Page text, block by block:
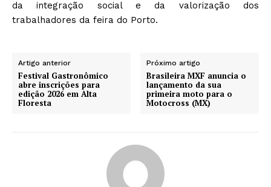
da integração social e da valorização dos
trabalhadores da feira do Porto.
Artigo anterior
Festival Gastronômico
abre inscrições para
edição 2026 em Alta
Floresta
Próximo artigo
Brasileira MXF anuncia o
lançamento da sua
primeira moto para o
Motocross (MX)